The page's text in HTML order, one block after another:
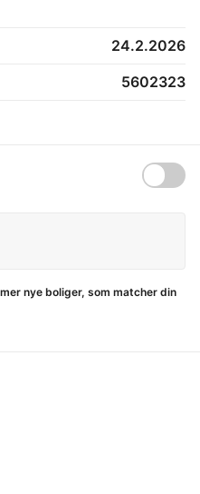
24.2.2026
5602323
nye boliger, som matcher din